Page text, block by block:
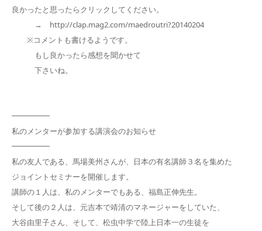
良かったと思ったらクリックしてください。
→ http://clap.mag2.com/maedroutri?20140204
※コメントも書けるようです。
もし良かったら感想を聞かせて
下さいね。
━━━━━
私のメンターが参加する講演会のお知らせ
━━━━━
私の友人である、馬場美州さんが、日本の有名講師３名を集めた
ジョイントセミナーを開催します。
講師の１人は、私のメンターでもある、福島正伸先生。
そして後の２人は、元吉本で靖清のマネージャーをしていた、
大谷由里子さん、そして、松虫中学で陸上日本一の生徒を